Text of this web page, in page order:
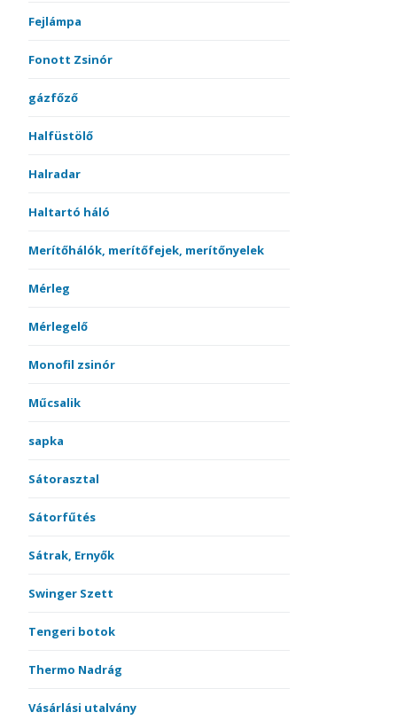
Fejlámpa
Fonott Zsinór
gázfőző
Halfüstölő
Halradar
Haltartó háló
Merítőhálók, merítőfejek, merítőnyelek
Mérleg
Mérlegelő
Monofil zsinór
Műcsalik
sapka
Sátorasztal
Sátorfűtés
Sátrak, Ernyők
Swinger Szett
Tengeri botok
Thermo Nadrág
Vásárlási utalvány